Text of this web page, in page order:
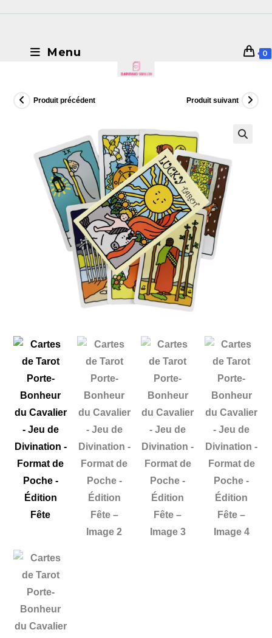
Menu 0
Produit précédent Produit suivant